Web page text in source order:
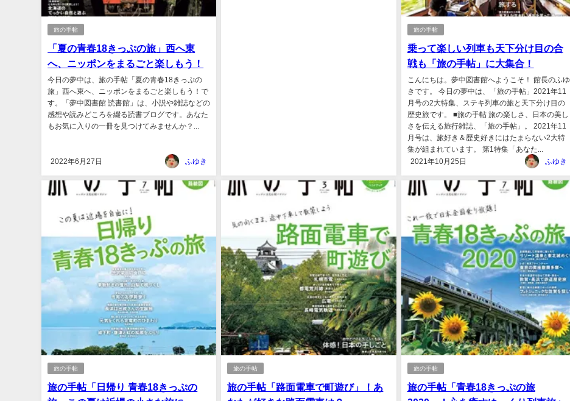
旅の手帖
「夏の青春18きっぷの旅」西へ東
へ、ニッポンをまるごと楽しもう！
今日の夢中は、旅の手帖「夏の青春18きっぷの
旅」西へ東へ、ニッポンをまるごと楽しもう！で
す。「夢中図書館 読書館」は、小説や雑誌などの
感想や読みどころを綴る読書ブログです。あなた
もお気に入りの一冊を見つけてみませんか？...
2022年6月27日 ふゆき
旅の手帖
乗って楽しい列車も天下分け目の合
戦も「旅の手帖」に大集合！
こんにちは。夢中図書館へようこそ！ 館長のふゆ
きです。 今日の夢中は、「旅の手帖」2021年11
月号の2大特集、ステキ列車の旅と天下分け目の
歴史旅です。 ■旅の手帖 旅の楽しさ、日本の美し
さを伝える旅行雑誌、「旅の手帖」。 2021年11
月号は、旅好き＆歴史好きにはたまらない2大特
集が組まれています。 第1特集「あなた...
2021年10月25日
ふゆき
旅の手帖
旅の手帖「日帰り 青春18きっぷの
旅の手帖
旅の手帖「路面電車で町遊び」！あ
旅の手帖
旅の手帖「青春18きっぷの旅